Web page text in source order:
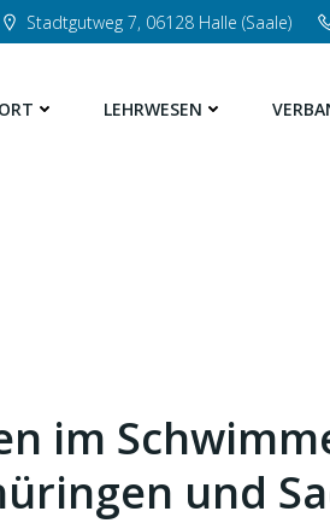
Stadtgutweg 7, 06128 Halle (Saale)
LEHRWESEN
im
und